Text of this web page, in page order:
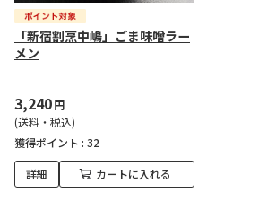
「新宿割烹中嶋」ごま味噌ラー
メン
3,240円
(送料・税込)
獲得ポイント : 32
詳細 カートに入れる